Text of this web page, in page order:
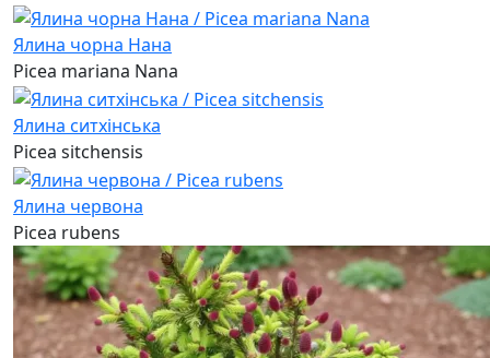
Ялина чорна Нана
Picea mariana Nana
Ялина ситхінська
Picea sitchensis
Ялина червона
Picea rubens